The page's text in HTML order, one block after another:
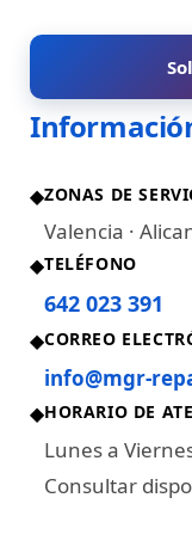
◆ZONAS DE
Valencia ·
◆TELÉFONO
642 023 391
◆CORREO
info@mgr-
◆HORARIO DE
Lunes a
Consultar